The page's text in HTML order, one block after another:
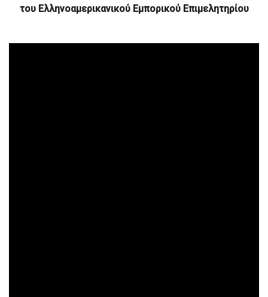
του Ελληνοαμερικανικού Εμπορικού Επιμελητηρίου